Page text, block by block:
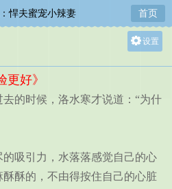
悍夫蜜宠小辣妻 首页
设置
中
更好》
的时候，洛水寒才说道：“为什
吸引力，水落落感觉自己的心
酥的，不由得按住自己的心脏